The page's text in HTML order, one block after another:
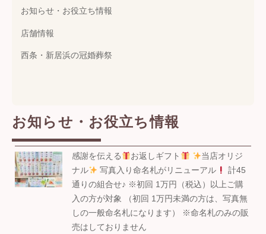
お知らせ・お役立ち情報
店舗情報
西条・新居浜の冠婚葬祭
お知らせ・お役立ち情報
感謝を伝える お返しギフト
当店オリジ
ナル
写真入り命名札がリニューアル
計45
通りの組合せ♪ ※初回 1万円（税込）以上ご購
入の方が対象 （初回 1万円未満の方は、写真無
しの一般命名札になります） ※命名札のみの販
売はしておりません